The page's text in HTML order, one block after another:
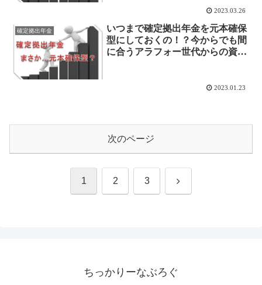
2023.03.26
確定拠出年金
いつまで確定拠出年金を元本確保
型にしておくの！？今からでも間
に合うアラフォー世代からの資産
2023.01.23
次のページ
1 2 3 次
ちっかりーなぶろぐ